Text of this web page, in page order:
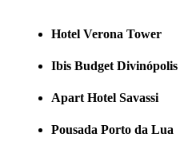
Hotel Verona Tower
Ibis Budget Divinópolis
Apart Hotel Savassi
Pousada Porto da Lua